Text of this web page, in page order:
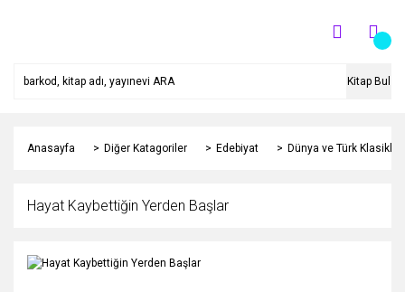
Kitap Bul
Anasayfa Diğer Katagoriler Edebiyat Dünya ve Türk Klasikleri
Hayat Kaybettiğin Yerden Başlar